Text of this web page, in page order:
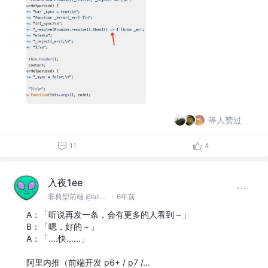
等人赞过
11 4
入夜1ee
非典型前端 @alibaba · 6年前
A：「听说再发一条，会有更多的人看到～」
B：「嗯，好的～」
A：「....快......」
阿里内推（前端开发 p6+ / p7 /…